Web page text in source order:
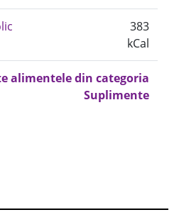
383
kCal
alimentele din categoria
Suplimente